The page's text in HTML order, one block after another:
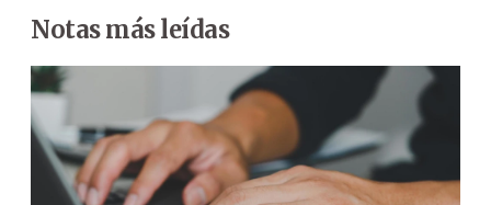
Notas más leídas